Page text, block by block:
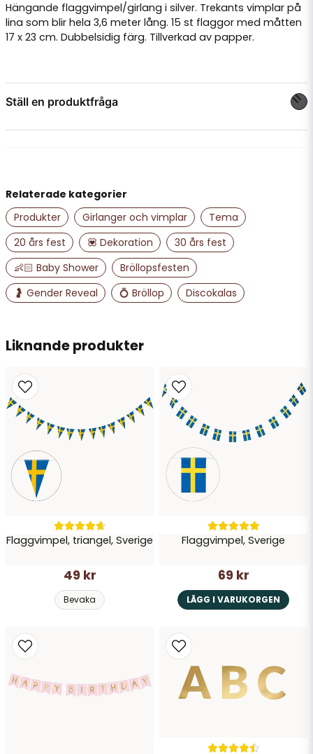
Hängande flaggvimpel/girlang i silver. Trekants vimplar på
lina som blir hela 3,6 meter lång. 15 st flaggor med måtten
17 x 23 cm. Dubbelsidig färg. Tillverkad av papper.
Ställ en produktfråga
name
Namn
email
Mejladress
Ja, ni får publicera min fråga
Skicka fråga
Liknande produkter
Flaggvimpel, triangel, Sverige
49 kr
Bevaka
Flaggvimpel, Sverige
69 kr
LÄGG I VARUKORGEN
Relaterade kategorier
Produkter
Girlanger och vimplar
Tema
20 års fest
💟 Dekoration
30 års fest
👶🏻 Baby Shower
Bröllopsfesten
🤰 Gender Reveal
💍 Bröllop Discokalas